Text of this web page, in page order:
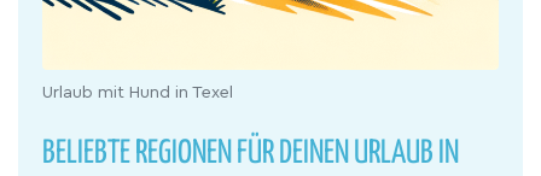
Urlaub mit Hund in Texel
BELIEBTE REGIONEN FÜR DEINEN URLAUB IN